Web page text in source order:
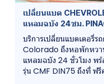
เปลี่ยนแบต
แหลมฉบัง 24ชม.
บริการเปลี่ยนแบตเตอรี่
Colorado ถึงหอพักหวา
แหลมฉบัง 24 ชั่วโมง พ
รุ่น CMF DIN75 ถึงที่ ฟ